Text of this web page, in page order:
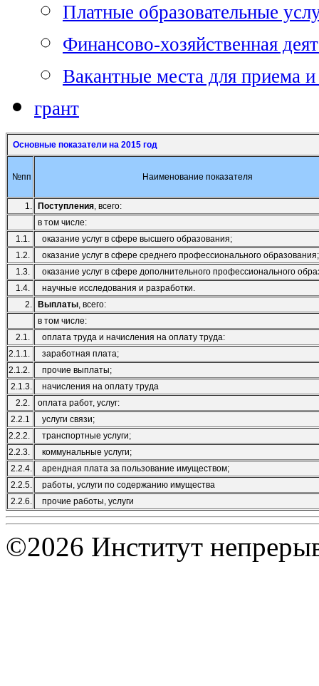
Платные образовательные
Финансово-хозяйственная
Вакантные места для приема и
грант
Основные показатели на 2015 год
№пп Наименование показателя
1. Поступления, всего:
в том числе:
1.1.
оказание услуг в сфере высшего образования;
1.2.
оказание услуг в сфере среднего профессионального образования;
1.3.
оказание услуг в сфере дополнительного профессионального
1.4.
научные исследования и разработки.
2. Выплаты, всего:
в том числе:
2.1.
оплата труда и начисления на оплату труда:
2.1.1.
заработная плата;
2.1.2.
прочие выплаты;
2.1.3.
начисления на оплату труда
2.2.
оплата работ, услуг:
2.2.1
услуги связи;
2.2.2.
транспортные услуги;
2.2.3.
коммунальные услуги;
2.2.4.
арендная плата за пользование имуществом;
2.2.5.
работы, услуги по содержанию имущества
2.2.6.
прочие работы, услуги
©2026 Институт